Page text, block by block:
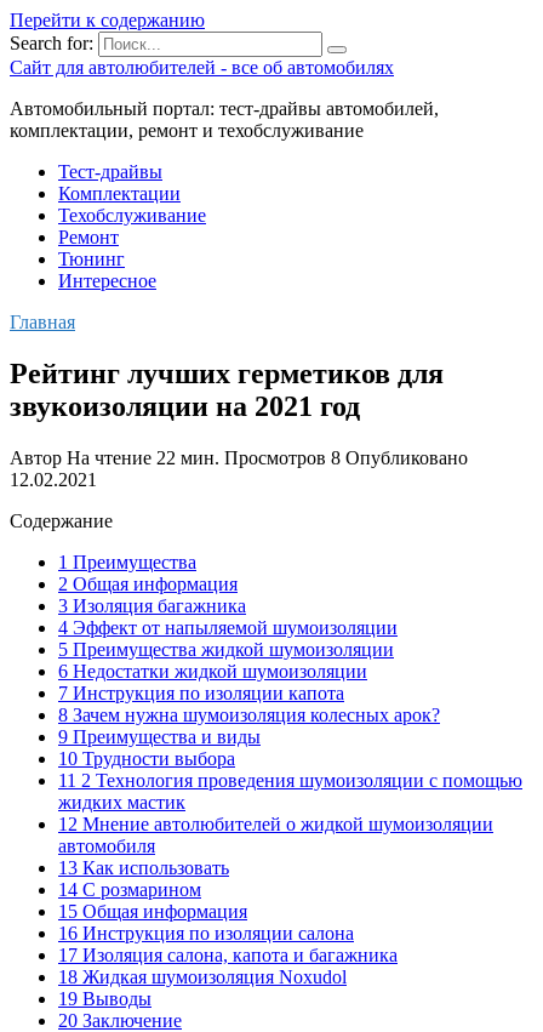
Перейти к содержанию
Search for:
Сайт для автолюбителей - все об автомобилях
Автомобильный портал: тест-драйвы автомобилей,
комплектации, ремонт и техобслуживание
Тест-драйвы
Комплектации
Техобслуживание
Ремонт
Тюнинг
Интересное
Главная
Рейтинг лучших герметиков для
звукоизоляции на 2021 год
Автор На чтение 22 мин. Просмотров 8 Опубликовано
12.02.2021
Содержание
1 Преимущества
2 Общая информация
3 Изоляция багажника
4 Эффект от напыляемой шумоизоляции
5 Преимущества жидкой шумоизоляции
6 Недостатки жидкой шумоизоляции
7 Инструкция по изоляции капота
8 Зачем нужна шумоизоляция колесных арок?
9 Преимущества и виды
10 Трудности выбора
11 2 Технология проведения шумоизоляции с помощью
жидких мастик
12 Мнение автолюбителей о жидкой шумоизоляции
автомобиля
13 Как использовать
14 С розмарином
15 Общая информация
16 Инструкция по изоляции салона
17 Изоляция салона, капота и багажника
18 Жидкая шумоизоляция Noxudol
19 Выводы
20 Заключение